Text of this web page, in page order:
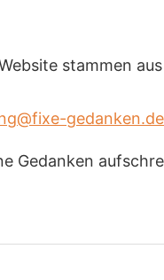
stammen
gedanken.de
Gedanken